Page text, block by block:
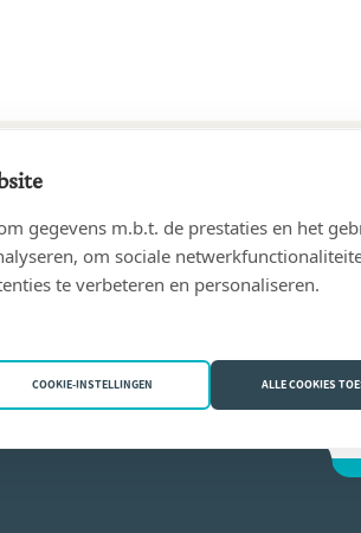
(3080 Tervuren)
gegevens m.b.t. de prestaties en het
om sociale
te verbeteren en personaliseren.
COOKIE-INSTELLINGEN ALLE COOKIES